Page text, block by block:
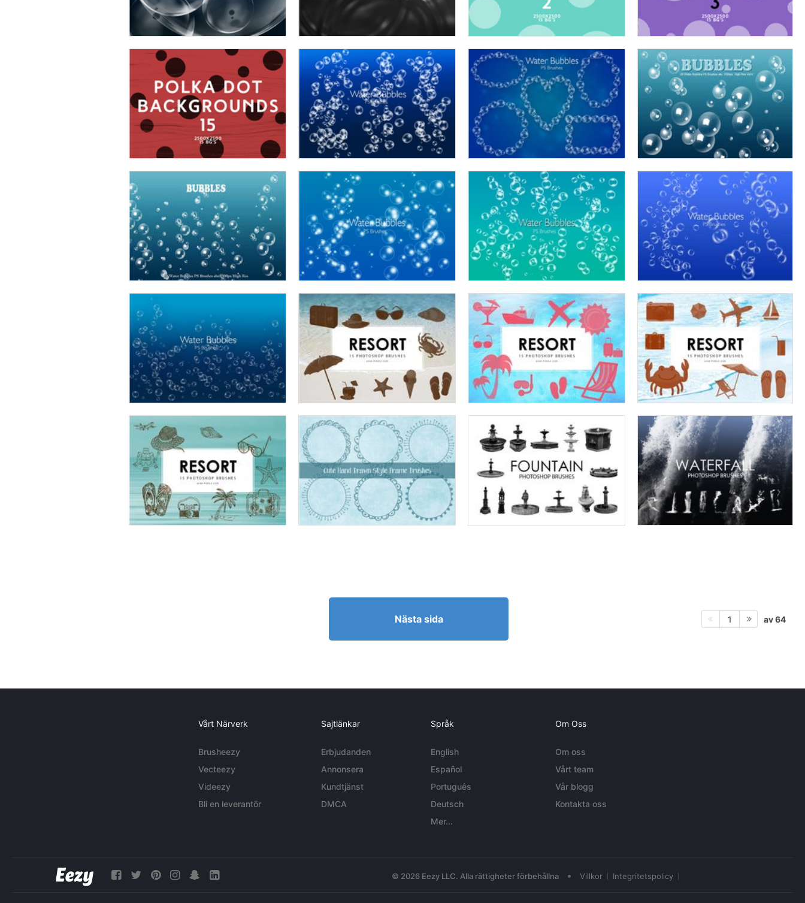
Nästa sida 1 av 64
Vårt Närverk
Brusheezy
Vecteezy
Videezy
Bli en leverantör
Sajtlänkar
Erbjudanden
Annonsera
Kundtjänst
DMCA
Språk
English
Español
Português
Deutsch
Mer...
Om Oss
Om oss
Vårt team
Vår blogg
Kontakta oss
© 2026 Eezy LLC. Alla rättigheter förbehållna • Villkor Integritetspolicy